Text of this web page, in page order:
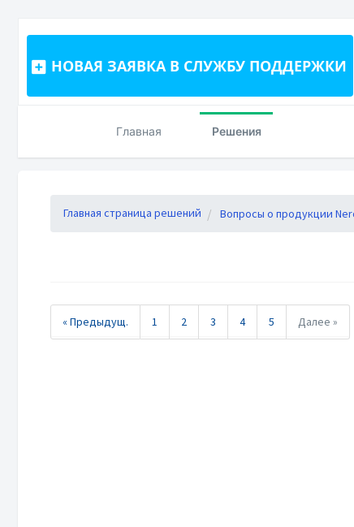
НОВАЯ ЗАЯВКА В СЛУЖБУ ПОДДЕРЖКИ
Главная Решения
Главная страница решений Вопросы о продукции
« Предыдущ. 1 2 3 4 5 Далее »